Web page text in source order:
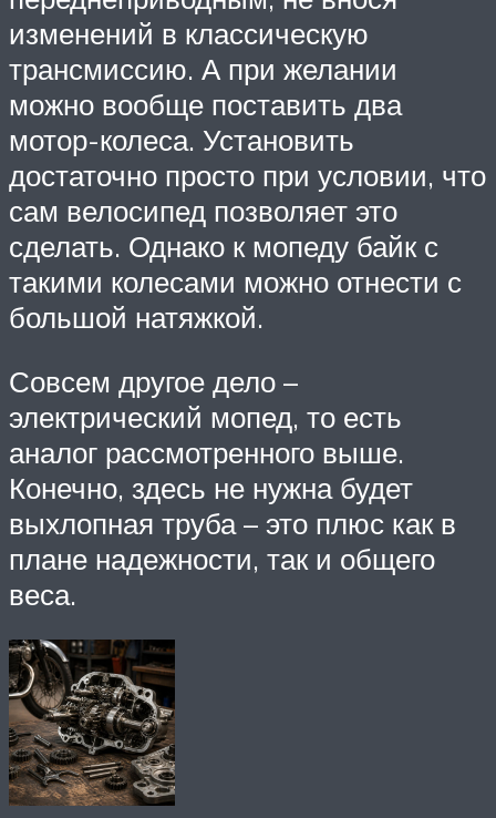
изменений в классическую
трансмиссию. А при желании
можно вообще поставить два
мотор-колеса. Установить
достаточно просто при условии, что
сам велосипед позволяет это
сделать. Однако к мопеду байк с
такими колесами можно отнести с
большой натяжкой.
Совсем другое дело –
электрический мопед, то есть
аналог рассмотренного выше.
Конечно, здесь не нужна будет
выхлопная труба – это плюс как в
плане надежности, так и общего
веса.